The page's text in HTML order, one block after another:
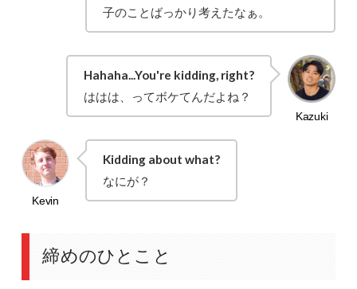
子のことばっかり考えたなぁ。
Hahaha...You're kidding, right?
ははは、ってボケてんだよね？
Kidding about what?
なにが？
締めのひとこと